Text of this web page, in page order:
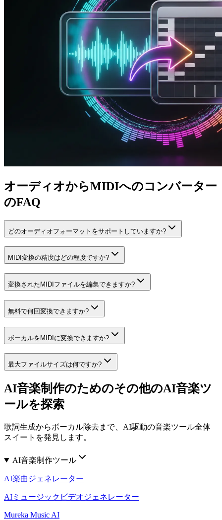
オーディオからMIDIへのコンバーター
のFAQ
どのオーディオフォーマットをサポートしていますか?
MIDI変換の精度はどの程度ですか?
変換されたMIDIファイルを編集できますか?
無料で何回変換できますか?
ボーカルをMIDIに変換できますか?
最大ファイルサイズは何ですか?
AI音楽制作のためのその他のAI音楽ツ
ールを探索
歌詞生成からボーカル除去まで、AI駆動の音楽ツール全体
スイートを発見します。
AI音楽制作ツール
AI楽曲ジェネレーター
AIミュージックビデオジェネレーター
Mureka Music AI